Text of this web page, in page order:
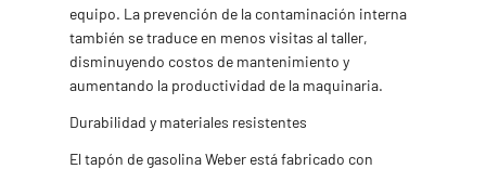
equipo. La prevención de la contaminación interna
también se traduce en menos visitas al taller,
disminuyendo costos de mantenimiento y
aumentando la productividad de la maquinaria.
Durabilidad y materiales resistentes
El tapón de gasolina Weber está fabricado con